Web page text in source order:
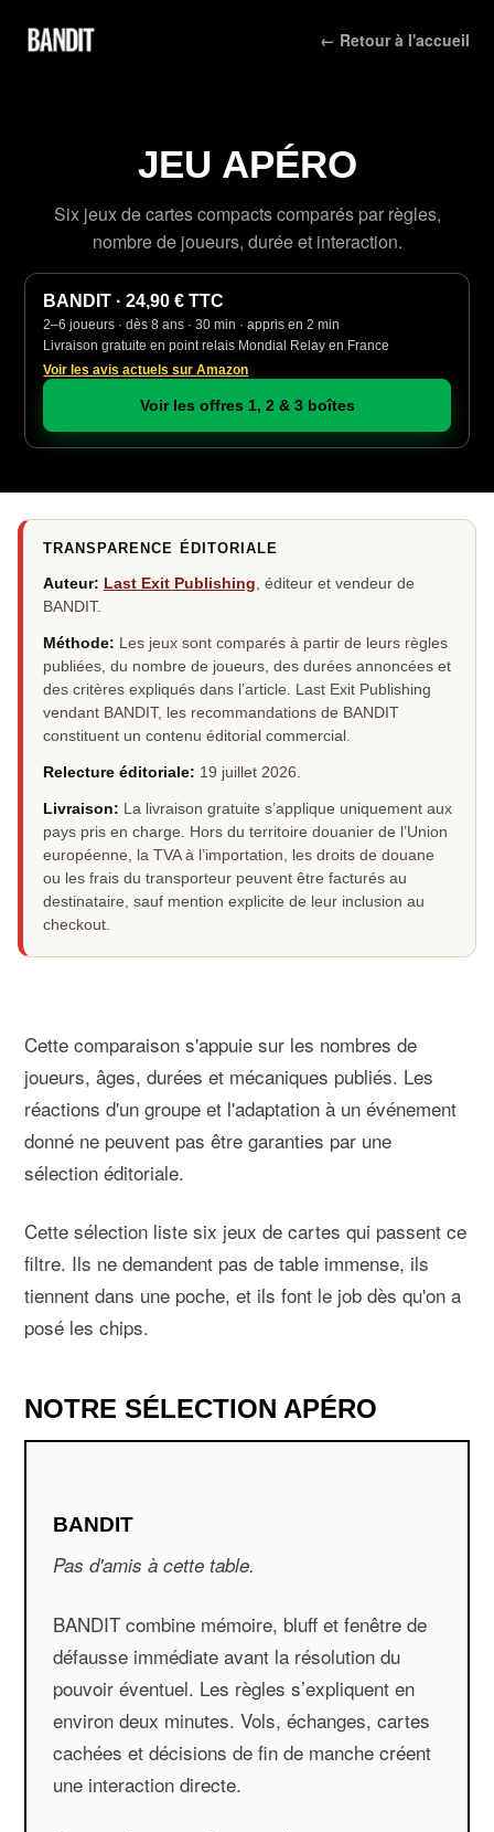
← Retour à l'accueil
JEU APÉRO
Six jeux de cartes compacts comparés par règles,
nombre de joueurs, durée et interaction.
BANDIT · 24,90 € TTC
2–6 joueurs · dès 8 ans · 30 min · appris en 2 min
Livraison gratuite en point relais Mondial Relay en France
Voir les avis actuels sur Amazon
Voir les offres 1, 2 & 3 boîtes
TRANSPARENCE ÉDITORIALE
Auteur: Last Exit Publishing , éditeur et vendeur de
BANDIT.
Méthode: Les jeux sont comparés à partir de leurs règles
publiées, du nombre de joueurs, des durées annoncées et
des critères expliqués dans l’article. Last Exit Publishing
vendant BANDIT, les recommandations de BANDIT
constituent un contenu éditorial commercial.
Relecture éditoriale: 19 juillet 2026
Livraison: La livraison gratuite s’applique uniquement aux
pays pris en charge. Hors du territoire douanier de l’Union
européenne, la TVA à l’importation, les droits de douane
ou les frais du transporteur peuvent être facturés au
destinataire, sauf mention explicite de leur inclusion au
checkout.
Cette comparaison s'appuie sur les nombres de
joueurs, âges, durées et mécaniques publiés. Les
réactions d'un groupe et l'adaptation à un événement
donné ne peuvent pas être garanties par une
sélection éditoriale.
Cette sélection liste six jeux de cartes qui passent ce
filtre. Ils ne demandent pas de table immense, ils
tiennent dans une poche, et ils font le job dès qu'on a
posé les chips.
NOTRE SÉLECTION APÉRO
BANDIT
Pas d'amis à cette table.
BANDIT combine mémoire, bluff et fenêtre de
défausse immédiate avant la résolution du
pouvoir éventuel. Les règles s’expliquent en
environ deux minutes. Vols, échanges, cartes
cachées et décisions de fin de manche créent
une interaction directe.